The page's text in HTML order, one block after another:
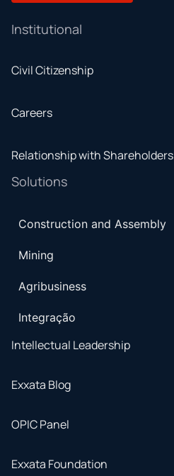
Institutional
Civil Citizenship
Careers
Relationship with Shareholders
Solutions
Construction and Assembly
Mining
Agribusiness
Integração
Intellectual Leadership
Exxata Blog
OPIC Panel
Exxata Foundation